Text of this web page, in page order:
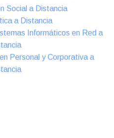
Social a Distancia
a Distancia
Informáticos en Red a
Personal y Corporativa a